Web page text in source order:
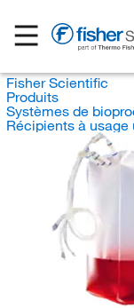
Fisher Scientific
Produits
Systèmes de
Récipients à